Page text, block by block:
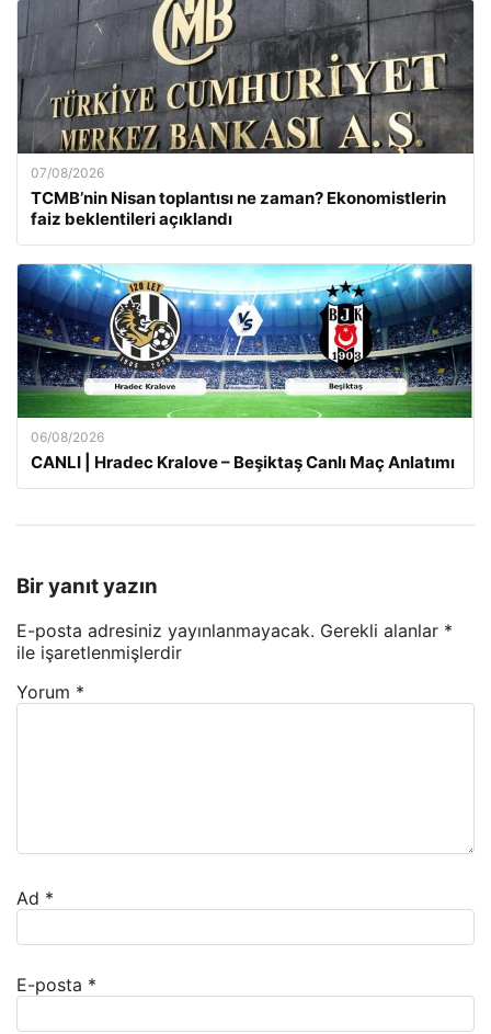
07/08/2026
TCMB’nin Nisan toplantısı ne zaman? Ekonomistlerin
faiz beklentileri açıklandı
06/08/2026
CANLI | Hradec Kralove – Beşiktaş Canlı Maç Anlatımı
Bir yanıt yazın
E-posta adresiniz yayınlanmayacak. Gerekli alanlar *
ile işaretlenmişlerdir
Yorum *
Ad *
E-posta *